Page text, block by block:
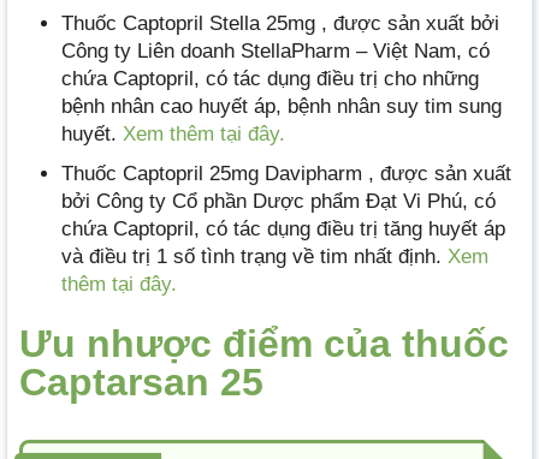
Thuốc Captopril Stella 25mg , được sản xuất bởi
Công ty Liên doanh StellaPharm – Việt Nam, có
chứa Captopril, có tác dụng điều trị cho những
bệnh nhân cao huyết áp, bệnh nhân suy tim sung
huyết. Xem thêm tại đây.
Thuốc Captopril 25mg Davipharm , được sản xuất
bởi Công ty Cổ phần Dược phẩm Đạt Vi Phú, có
chứa Captopril, có tác dụng điều trị tăng huyết áp
và điều trị 1 số tình trạng về tim nhất định. Xem
thêm tại đây.
Ưu nhược điểm của thuốc
Captarsan 25